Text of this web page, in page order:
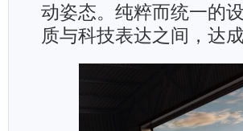
动姿态。纯粹而统一的
质与科技表达之间，达